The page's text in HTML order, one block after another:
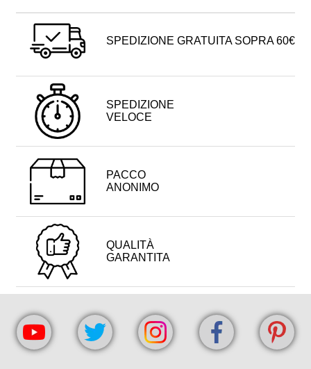
SPEDIZIONE GRATUITA SOPRA 60€
SPEDIZIONE
VELOCE
PACCO
ANONIMO
QUALITÀ
GARANTITA